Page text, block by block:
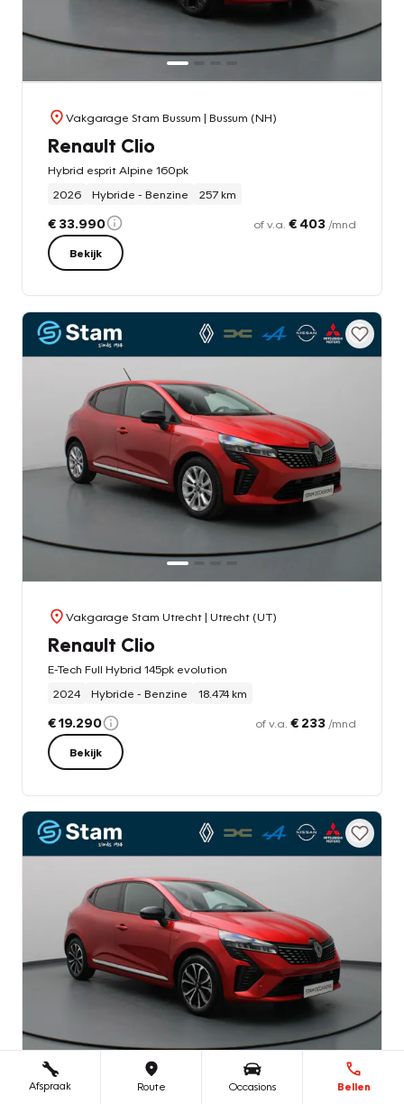
Vakgarage Stam Bussum | Bussum (NH)
Renault Clio
Hybrid esprit Alpine 160pk
2026
Hybride - Benzine 257 km
€ 33.990 of v.a. € 403 /mnd
Bekijk
Vakgarage Stam Utrecht| Utrecht (UT)
Renault Clio
E-Tech Full Hybrid 145pk evolution
2024
Hybride - Benzine 18.474 km
€ 19.290 of v.a. € 233 /mnd
Bekijk
Afspraak Route Occasions Bellen